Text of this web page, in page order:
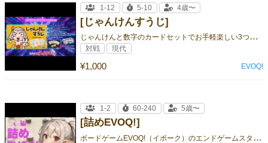
[じゃんけんすうじ]
じ
ゃんけんと数字のカードセットでお手軽楽しい3つのゲームが遊べます。
¥1,000
1-12 5-10 4歳〜
対戦 現代
EVOQ!
[詰めEVOQ!]
ボ
ードゲームEVOQ!（イボーク）のエンドゲームスタディ、簡単に言うと詰将棋のEVOQ!版です。
1-2 60-240 5歳〜